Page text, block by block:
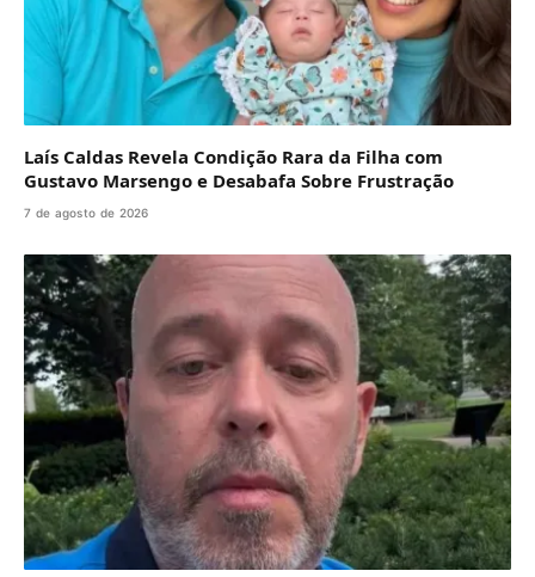
Laís Caldas Revela Condição Rara da Filha com
Gustavo Marsengo e Desabafa Sobre Frustração
7 de agosto de 2026